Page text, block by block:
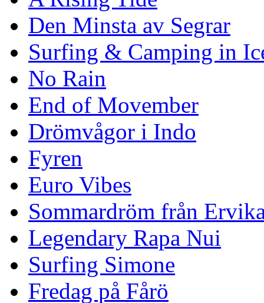
Den Minsta av Segrar
Surfing & Camping in
No Rain
End of Movember
Drömvågor i Indo
Fyren
Euro Vibes
Sommardröm från
Legendary Rapa Nui
Surfing Simone
Fredag på Fårö